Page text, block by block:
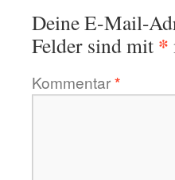
Deine E-Mail-
Felder sind mit *
Kommentar*